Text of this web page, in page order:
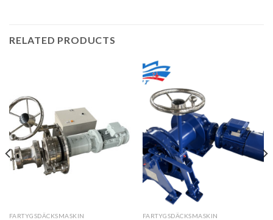
RELATED PRODUCTS
FARTYGSDÄCKSMASKIN FARTYGSDÄCKSMASKIN